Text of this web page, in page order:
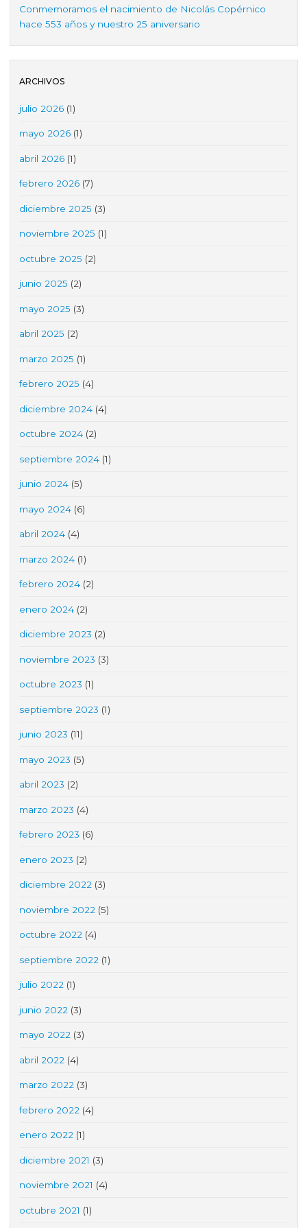
Conmemoramos el nacimiento de Nicolás Copérnico
hace 553 años y nuestro 25 aniversario
ARCHIVOS
julio 2026 (1)
mayo 2026 (1)
abril 2026 (1)
febrero 2026 (7)
diciembre 2025 (3)
noviembre 2025 (1)
octubre 2025 (2)
junio 2025 (2)
mayo 2025 (3)
abril 2025 (2)
marzo 2025 (1)
febrero 2025 (4)
diciembre 2024 (4)
octubre 2024 (2)
septiembre 2024 (1)
junio 2024 (5)
mayo 2024 (6)
abril 2024 (4)
marzo 2024 (1)
febrero 2024 (2)
enero 2024 (2)
diciembre 2023 (2)
noviembre 2023 (3)
octubre 2023 (1)
septiembre 2023 (1)
junio 2023 (11)
mayo 2023 (5)
abril 2023 (2)
marzo 2023 (4)
febrero 2023 (6)
enero 2023 (2)
diciembre 2022 (3)
noviembre 2022 (5)
octubre 2022 (4)
septiembre 2022 (1)
julio 2022 (1)
junio 2022 (3)
mayo 2022 (3)
abril 2022 (4)
marzo 2022 (3)
febrero 2022 (4)
enero 2022 (1)
diciembre 2021 (3)
noviembre 2021 (4)
octubre 2021 (1)